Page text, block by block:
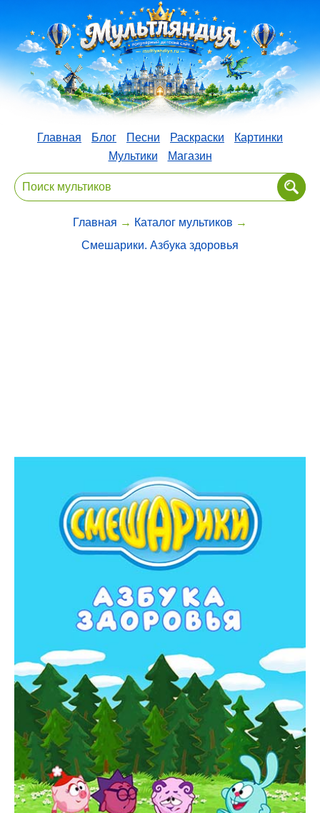
Главная Блог Песни Раскраски
Картинки
Мультики
Магазин
Главная → Каталог мультиков →
Смешарики. Азбука здоровья